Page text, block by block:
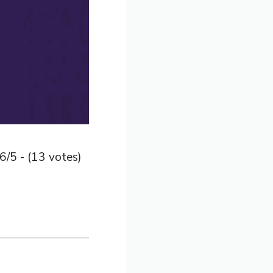
5 - (13 votes)